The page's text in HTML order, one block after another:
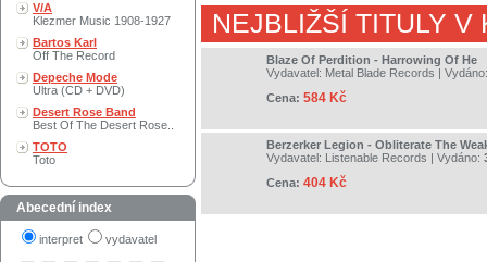
V/A
Klezmer Music 1908-1927
Bartos Karl
Off The Record
Depeche Mode
Ultra (CD + DVD)
Desert Rose Band
Best Of The Desert Rose..
TOTO
Toto
Abecední index
interpret vydavatel
NEJBLIŽŠÍ TITULY V
Blaze Of Perdition - Harrowing Of He
Vydavatel: Metal Blade Records |
Cena: 584 Kč
Berzerker Legion - Obliterate The
Vydavatel: Listenable Records | Vydáno:
Cena: 404 Kč